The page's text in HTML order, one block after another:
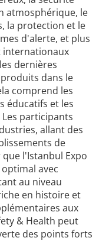
atmosphérique, le
la protection et le
d'alerte, et plus
internationaux
dernières
dans le
comprend les
éducatifs et les
participants
allant des
de
l'Istanbul Expo
avec
au niveau
en histoire et
aux
& Health peut
des points forts